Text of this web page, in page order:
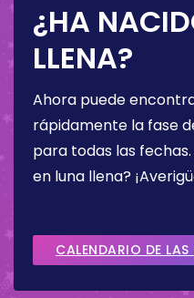
¿HA
LLENA?
Ahora puede
rápidamente la fase
para todas las fechas.
en luna llena?
CALENDARIO DE LAS